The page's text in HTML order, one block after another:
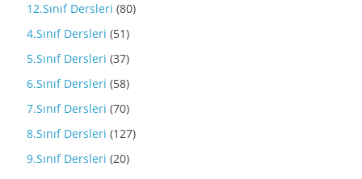
12.Sınıf Dersleri (80)
4.Sınıf Dersleri (51)
5.Sınıf Dersleri (37)
6.Sınıf Dersleri (58)
7.Sınıf Dersleri (70)
8.Sınıf Dersleri (127)
9.Sınıf Dersleri (20)